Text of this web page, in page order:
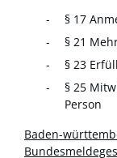
§ 17
§ 21
§ 23
§ 25
Person
Baden-